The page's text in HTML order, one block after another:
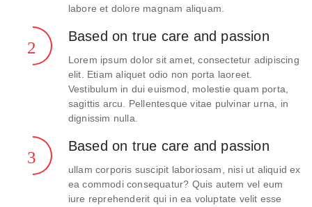
labore et dolore magnam aliquam.
Based on true care and passion
Lorem ipsum dolor sit amet, consectetur adipiscing
elit. Etiam aliquet odio non porta laoreet.
Vestibulum in dui euismod, molestie quam porta,
sagittis arcu. Pellentesque vitae pulvinar urna, in
dignissim nulla.
Based on true care and passion
ullam corporis suscipit laboriosam, nisi ut aliquid ex
ea commodi consequatur? Quis autem vel eum
iure reprehenderit qui in ea voluptate velit esse